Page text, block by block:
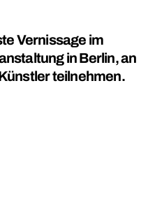
Vernissage im
in Berlin, an
teilnehmen.